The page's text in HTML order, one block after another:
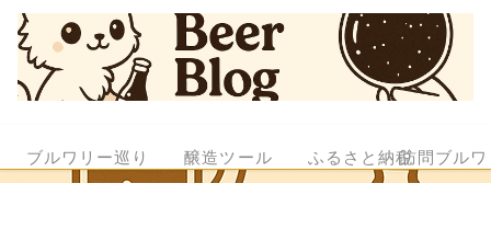
ブルワリー巡り 醸造ツール ふるさと納税訪問ブル